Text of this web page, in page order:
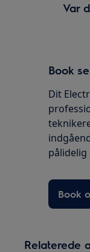
Var
Book
Dit
Book
Relaterede